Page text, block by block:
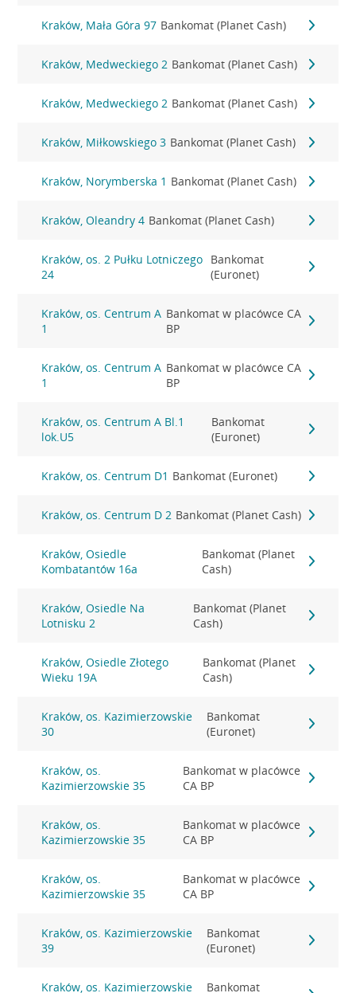
Kraków, Mała Góra 97 Bankomat (Planet Cash)
Kraków, Medweckiego 2 Bankomat (Planet Cash)
Kraków, Medweckiego 2 Bankomat (Planet Cash)
Kraków, Miłkowskiego 3 Bankomat (Planet Cash)
Kraków, Norymberska 1 Bankomat (Planet Cash)
Kraków, Oleandry 4 Bankomat (Planet Cash)
Kraków, os. 2 Pułku Lotniczego
24
Bankomat
(Euronet)
Kraków, os. Centrum A
1
Bankomat w placówce CA
BP
Kraków, os. Centrum A
1
Bankomat w placówce CA
BP
Kraków, os. Centrum A Bl.1
lok.U5
Bankomat
(Euronet)
Kraków, os. Centrum D1 Bankomat (Euronet)
Kraków, os. Centrum D 2 Bankomat (Planet Cash)
Kraków, Osiedle
Kombatantów 16a
Bankomat (Planet
Cash)
Kraków, Osiedle Na
Lotnisku 2
Bankomat (Planet
Cash)
Kraków, Osiedle Złotego
Wieku 19A
Bankomat (Planet
Cash)
Kraków, os. Kazimierzowskie
30
Bankomat
(Euronet)
Kraków, os.
Kazimierzowskie 35
Bankomat w placówce
CA BP
Kraków, os.
Kazimierzowskie 35
Bankomat w placówce
CA BP
Kraków, os.
Kazimierzowskie 35
Bankomat w placówce
CA BP
Kraków, os. Kazimierzowskie
39
Bankomat
(Euronet)
Kraków, os. Kazimierzowskie
Bankomat